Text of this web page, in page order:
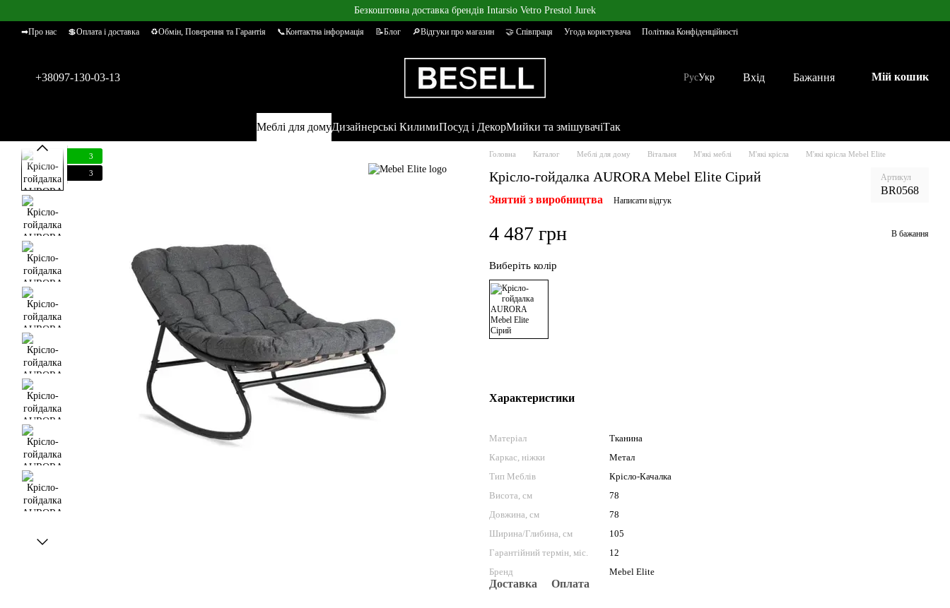
Безкоштовна доставка брендів Intarsio Vetro Prestol Jurek
➡Про нас 💲Оплата і доставка ♻Обмін, Поверення та Гарантія 📞Контактна інформація 📝Блог 🔎Відгуки про магазин 🤝 Співпраця Угода користувача Політика Конфіденційності
+38097-130-03-13 РусУкр Вхід Бажання Мій кошик
Меблі для домуДизайнерські КилимиПосуд і ДекорМийки та змішувачіТак
3
3
Головна Каталог Меблі для дому Вітальня М'які меблі М'які крісла М'які крісла Mebel Elite
Крісло-гойдалка AURORA Mebel Elite Сірий Артикул
BR0568
Знятий з виробництва Написати відгук
4 487 грн В бажання
Виберіть колір
Характеристики
Матеріал
Тканина
Каркас, ніжки
Метал
Тип Меблів
Крісло-Качалка
Висота, см
78
Довжина, см
78
Ширина/Глибина, см
105
Гарантійний термін, міс.
12
Бренд
Mebel Elite
Доставка Оплата